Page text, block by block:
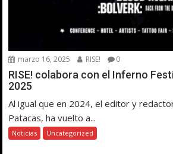
marzo 16, 2025 RISE! 0
RISE! colabora con el Inferno
2025
Al igual que en 2024, el editor y
Patacas, ha vuelto a...
Noticias Uncategorized